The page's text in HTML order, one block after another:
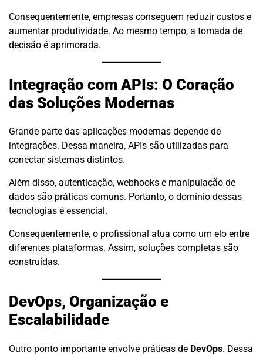
Consequentemente, empresas conseguem reduzir custos e
aumentar produtividade. Ao mesmo tempo, a tomada de
decisão é aprimorada.
Integração com APIs: O Coração
das Soluções Modernas
Grande parte das aplicações modernas depende de
integrações. Dessa maneira, APIs são utilizadas para
conectar sistemas distintos.
Além disso, autenticação, webhooks e manipulação de
dados são práticas comuns. Portanto, o domínio dessas
tecnologias é essencial.
Consequentemente, o profissional atua como um elo entre
diferentes plataformas. Assim, soluções completas são
construídas.
DevOps, Organização e
Escalabilidade
Outro ponto importante envolve práticas de DevOps. Dessa